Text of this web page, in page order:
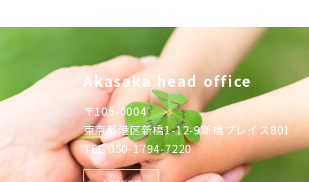
Akasaka head office
〒105-0004
東京都港区新橋1-12-9新橋プレイス801
TEL050-1794-7220